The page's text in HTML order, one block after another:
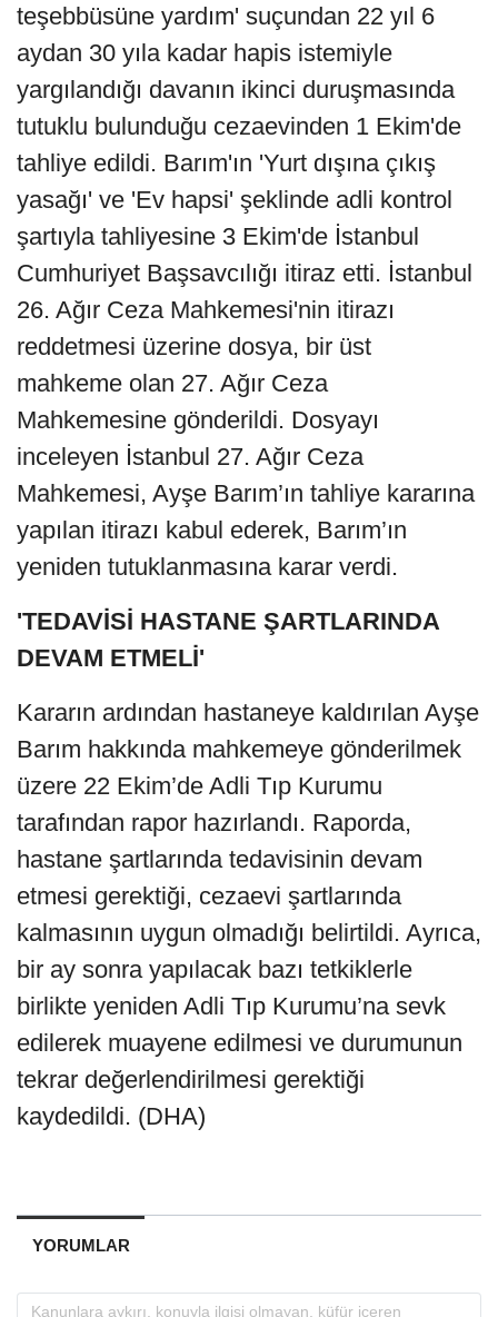
teşebbüsüne yardım' suçundan 22 yıl 6
aydan 30 yıla kadar hapis istemiyle
yargılandığı davanın ikinci duruşmasında
tutuklu bulunduğu cezaevinden 1 Ekim'de
tahliye edildi. Barım'ın 'Yurt dışına çıkış
yasağı' ve 'Ev hapsi' şeklinde adli kontrol
şartıyla tahliyesine 3 Ekim'de İstanbul
Cumhuriyet Başsavcılığı itiraz etti. İstanbul
26. Ağır Ceza Mahkemesi'nin itirazı
reddetmesi üzerine dosya, bir üst
mahkeme olan 27. Ağır Ceza
Mahkemesine gönderildi. Dosyayı
inceleyen İstanbul 27. Ağır Ceza
Mahkemesi, Ayşe Barım’ın tahliye kararına
yapılan itirazı kabul ederek, Barım’ın
yeniden tutuklanmasına karar verdi.
'TEDAVİSİ HASTANE ŞARTLARINDA
DEVAM ETMELİ'
Kararın ardından hastaneye kaldırılan Ayşe
Barım hakkında mahkemeye gönderilmek
üzere 22 Ekim’de Adli Tıp Kurumu
tarafından rapor hazırlandı. Raporda,
hastane şartlarında tedavisinin devam
etmesi gerektiği, cezaevi şartlarında
kalmasının uygun olmadığı belirtildi. Ayrıca,
bir ay sonra yapılacak bazı tetkiklerle
birlikte yeniden Adli Tıp Kurumu’na sevk
edilerek muayene edilmesi ve durumunun
tekrar değerlendirilmesi gerektiği
kaydedildi. (DHA)
YORUMLAR